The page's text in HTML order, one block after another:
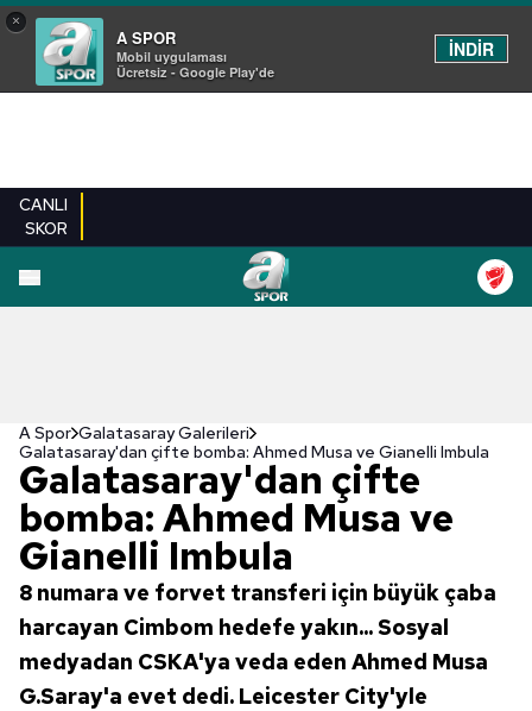
×
A SPOR
Mobil uygulaması
Ücretsiz - Google Play'de
İNDİR
CANLI
SKOR
EN YENILER
A Spor Galatasaray Galerileri
Galatasaray'dan çifte bomba: Ahmed Musa ve Gianelli Imbula
Galatasaray'dan çifte
bomba: Ahmed Musa ve
Gianelli Imbula
8 numara ve forvet transferi için büyük çaba
harcayan Cimbom hedefe yakın... Sosyal
medyadan CSKA'ya veda eden Ahmed Musa
G.Saray'a evet dedi. Leicester City'yle